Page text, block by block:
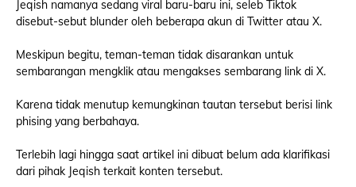
Jeqish namanya sedang viral baru-baru ini, seleb Tiktok
disebut-sebut blunder oleh beberapa akun di Twitter atau X.
Meskipun begitu, teman-teman tidak disarankan untuk
sembarangan mengklik atau mengakses sembarang link di X.
Karena tidak menutup kemungkinan tautan tersebut berisi link
phising yang berbahaya.
Terlebih lagi hingga saat artikel ini dibuat belum ada klarifikasi
dari pihak Jeqish terkait konten tersebut.